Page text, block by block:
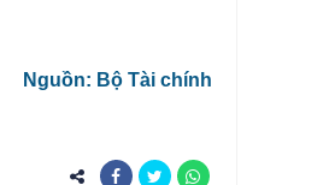
Nguồn: Bộ Tài chính